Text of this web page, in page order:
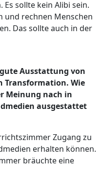
sollte kein Alibi sein.
und rechnen Menschen
Das sollte auch in der
Ausstattung von
Transformation. Wie
Meinung nach in
ausgestattet
Zugang zu
erhalten können.
bräuchte eine